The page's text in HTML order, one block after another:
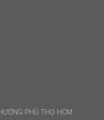
PHÚ THỌ HCM